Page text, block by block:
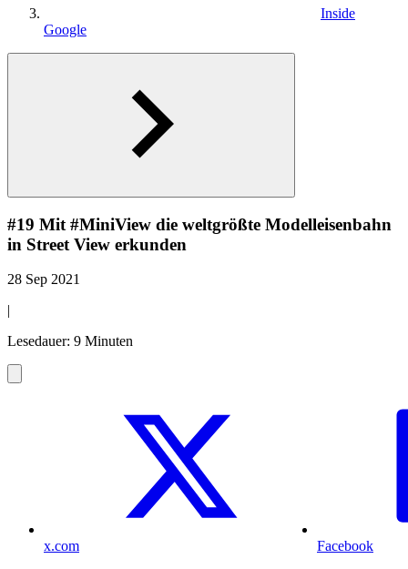
Inside
Google
#19 Mit #MiniView die weltgrößte Modelleisenbahn
in Street View erkunden
28 Sep 2021
|
Lesedauer: 9 Minuten
x.com Facebook